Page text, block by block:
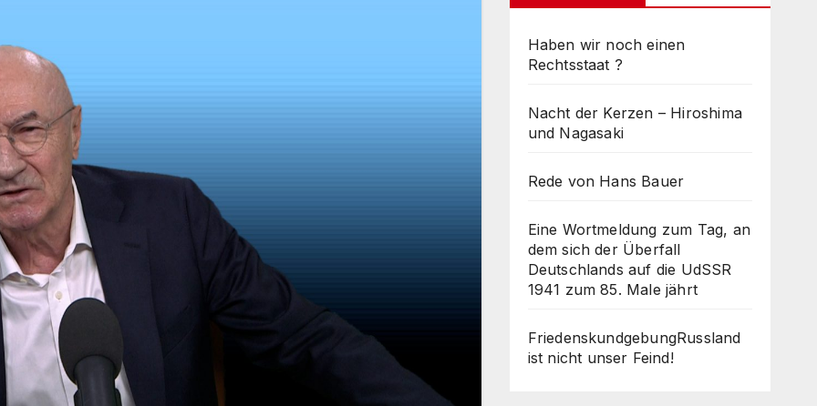
Haben wir noch einen
Rechtsstaat ?
Nacht der Kerzen – Hiroshima
und Nagasaki
Rede von Hans Bauer
Eine Wortmeldung zum Tag, an
dem sich der Überfall
Deutschlands auf die UdSSR
1941 zum 85. Male jährt
FriedenskundgebungRussland
ist nicht unser Feind!